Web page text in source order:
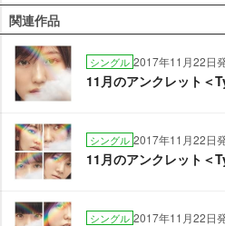
関連作品
シングル 2017年11月22日
11月のアンクレット＜
シングル 2017年11月22日
11月のアンクレット＜
シングル 2017年11月22日